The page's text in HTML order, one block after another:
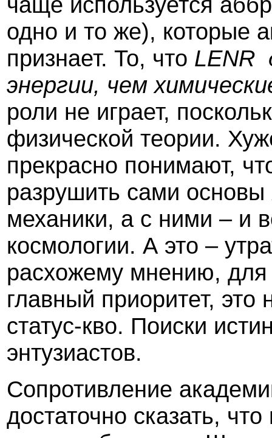
одно и то же), которые
признает. То, что LENR
энергии, чем
роли не играет,
физической теории.
прекрасно понимают,
разрушить сами
механики, а с ними – и
космологии. А это –
расхожему мнению, для
главный приоритет,
статус-кво. Поиски
энтузиастов.
Сопротивление
достаточно сказать,